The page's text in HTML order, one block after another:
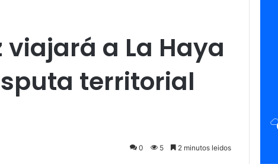
viajará a La Haya
territorial
0 5 2 minutos leidos